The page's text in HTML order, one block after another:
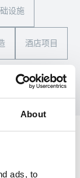
About
ads, to
设施
酒店项目